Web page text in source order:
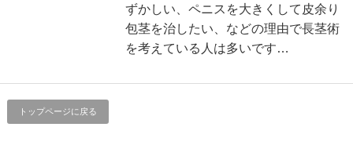
ずかしい、ペニスを大きくして皮余り
包茎を治したい、などの理由で長茎術
を考えている人は多いです…
トップページに戻る